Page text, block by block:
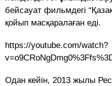
бейсауат фильмдегі
қойып масқаралаған еді.
https://youtube.com/watch?
Одан кейін, 2013 жылы